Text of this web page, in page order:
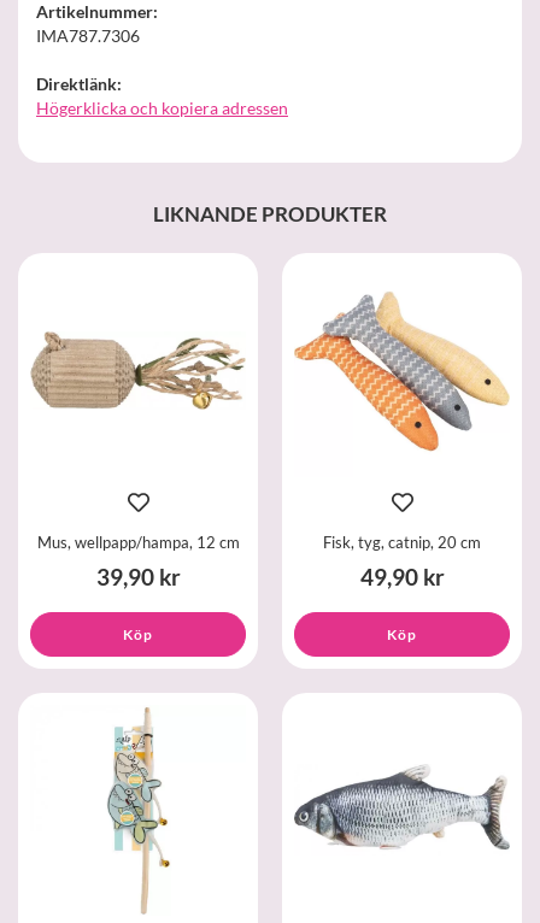
Artikelnummer:
IMA787.7306
Direktlänk:
Högerklicka och kopiera adressen
LIKNANDE PRODUKTER
Mus, wellpapp/hampa, 12 cm
39,90 kr
Köp
Fisk, tyg, catnip, 20 cm
49,90 kr
Köp